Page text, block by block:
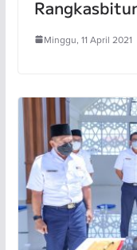
Minggu, 11 April 2021